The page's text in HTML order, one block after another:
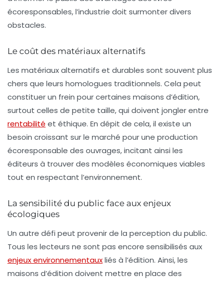
écoresponsables, l’industrie doit surmonter divers
obstacles.
Le coût des matériaux alternatifs
Les matériaux alternatifs et durables sont souvent plus
chers que leurs homologues traditionnels. Cela peut
constituer un frein pour certaines maisons d’édition,
surtout celles de petite taille, qui doivent jongler entre
rentabilité et éthique. En dépit de cela, il existe un
besoin croissant sur le marché pour une production
écoresponsable des ouvrages, incitant ainsi les
éditeurs à trouver des modèles économiques viables
tout en respectant l’environnement.
La sensibilité du public face aux enjeux
écologiques
Un autre défi peut provenir de la perception du public.
Tous les lecteurs ne sont pas encore sensibilisés aux
enjeux environnementauxliés à l’édition. Ainsi, les
maisons d’édition doivent mettre en place des